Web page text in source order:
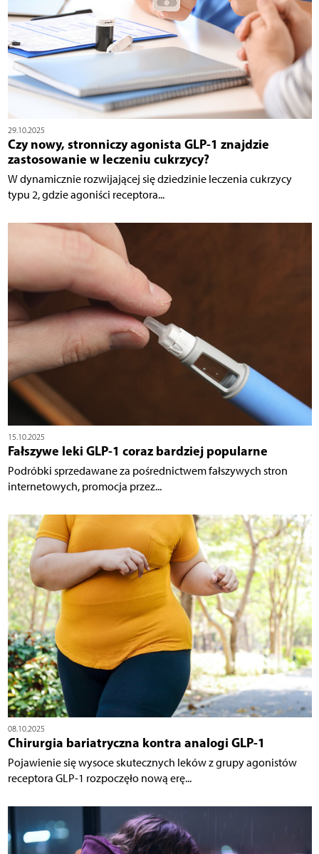
29.10.2025
Czy nowy, stronniczy agonista GLP-1 znajdzie
zastosowanie w leczeniu cukrzycy?
W dynamicznie rozwijającej się dziedzinie leczenia cukrzycy
typu 2, gdzie agoniści receptora...
15.10.2025
Fałszywe leki GLP-1 coraz bardziej popularne
Podróbki sprzedawane za pośrednictwem fałszywych stron
internetowych, promocja przez...
08.10.2025
Chirurgia bariatryczna kontra analogi GLP-1
Pojawienie się wysoce skutecznych leków z grupy agonistów
receptora GLP-1 rozpoczęło nową erę...